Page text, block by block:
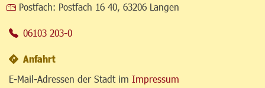
Postfach: Postfach 16 40, 63206 Langen
06103 203-0
Anfahrt
E-Mail-Adressen der Stadt im Impressum